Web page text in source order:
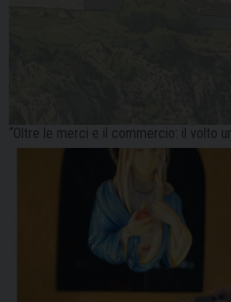
“Oltre le merci e il commercio: il volto